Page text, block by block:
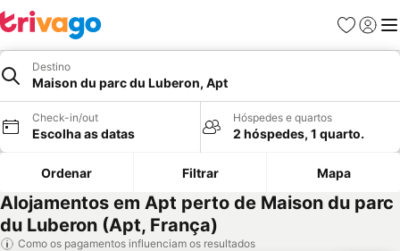
Favoritos
Iniciar
Destino
Maison du parc du Luberon, Apt
Check-in/out
Escolha as datas
Hóspedes e quartos
2 hóspedes, 1 quarto.
Ordenar Filtrar Mapa
Alojamentos em Apt perto de Maison du parc
du Luberon (Apt, França)
Como os pagamentos influenciam os resultados